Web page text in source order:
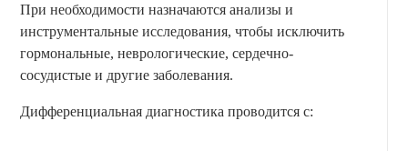
При необходимости назначаются анализы и
инструментальные исследования, чтобы исключить
гормональные, неврологические, сердечно-
сосудистые и другие заболевания.
Дифференциальная диагностика проводится с: